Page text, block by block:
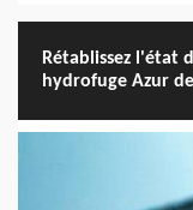
Rétablissez l'état
hydrofuge Azur